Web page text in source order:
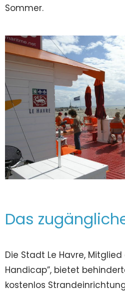
Sommer.
Das
Die Stadt Le Havre,
Handicap”, bietet
kostenlos